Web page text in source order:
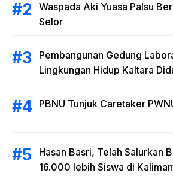
Waspada Aki Yuasa Palsu
Selor
Pembangunan Gedung
Lingkungan Hidup Kaltara
PBNU Tunjuk Caretaker
Hasan Basri, Telah Salurkan
16.000 lebih Siswa di